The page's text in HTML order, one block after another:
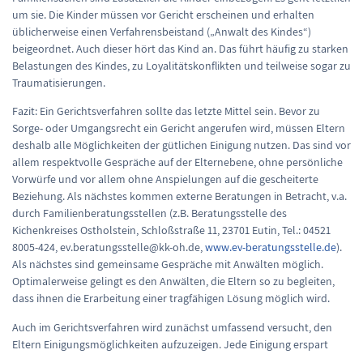
um sie. Die Kinder müssen vor Gericht erscheinen und erhalten
üblicherweise einen Verfahrensbeistand („Anwalt des Kindes“)
beigeordnet. Auch dieser hört das Kind an. Das führt häufig zu starken
Belastungen des Kindes, zu Loyalitätskonflikten und teilweise sogar zu
Traumatisierungen.
Fazit: Ein Gerichtsverfahren sollte das letzte Mittel sein. Bevor zu
Sorge- oder Umgangsrecht ein Gericht angerufen wird, müssen Eltern
deshalb alle Möglichkeiten der gütlichen Einigung nutzen. Das sind vor
allem respektvolle Gespräche auf der Elternebene, ohne persönliche
Vorwürfe und vor allem ohne Anspielungen auf die gescheiterte
Beziehung. Als nächstes kommen externe Beratungen in Betracht, v.a.
durch Familienberatungsstellen (z.B. Beratungsstelle des
Kichenkreises Ostholstein, Schloßstraße 11, 23701 Eutin, Tel.: 04521
8005-424, ev.beratungsstelle@kk-oh.de,www.ev-beratungsstelle.de).
Als nächstes sind gemeinsame Gespräche mit Anwälten möglich.
Optimalerweise gelingt es den Anwälten, die Eltern so zu begleiten,
dass ihnen die Erarbeitung einer tragfähigen Lösung möglich wird.
Auch im Gerichtsverfahren wird zunächst umfassend versucht, den
Eltern Einigungsmöglichkeiten aufzuzeigen. Jede Einigung erspart